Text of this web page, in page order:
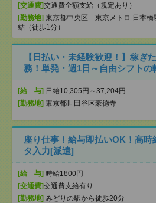
[交通費]交通費全額支給（規定あり）
[勤務地] 東京都中央区 東京メトロ 日本橋
結（徒歩1分）
【日払い・未経験歓迎！】稼ぎ
務！単発・週1日～自由シフト
[給 与] 日給10,305円～37,204円
[勤務地] 東京都世田谷区豪徳寺
座り仕事！給与即払いOK！高時
タ入力[派遣]
[給 与] 時給1800円
[交通費]交通費支給有り
[勤務地] みどりの駅から徒歩20分